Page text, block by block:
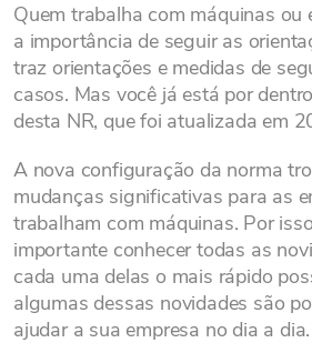
Quem trabalha com máquinas ou
a importância de seguir as
traz orientações e medidas de
casos. Mas você já está por
desta NR, que foi atualizada em
A nova configuração da norma
mudanças significativas para as
trabalham com máquinas. Por
importante conhecer todas as
cada uma delas o mais rápido
algumas dessas novidades são
ajudar a sua empresa no dia a dia.